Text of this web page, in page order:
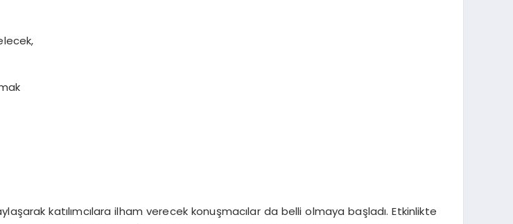
katılımcılara ilham verecek konuşmacılar da belli olmaya başladı. Etkinlikte